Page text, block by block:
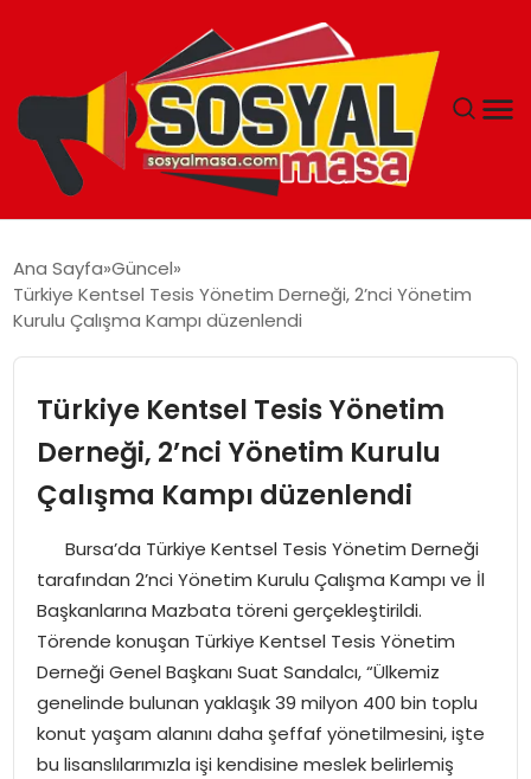
EKONOMI
TEKNOLOJI
EĞITIM
SPOR
GÜNDEM
MAGAZIN
Ana Sayfa Güncel
Türkiye Kentsel Tesis Yönetim Derneği, 2’nci Yönetim
Kurulu Çalışma Kampı düzenlendi
Türkiye Kentsel Tesis Yönetim
Derneği, 2’nci Yönetim Kurulu
Çalışma Kampı düzenlendi
Bursa’da Türkiye Kentsel Tesis Yönetim Derneği
tarafından 2’nci Yönetim Kurulu Çalışma Kampı ve İl
Başkanlarına Mazbata töreni gerçekleştirildi.
Törende konuşan Türkiye Kentsel Tesis Yönetim
Derneği Genel Başkanı Suat Sandalcı, “Ülkemiz
genelinde bulunan yaklaşık 39 milyon 400 bin toplu
konut yaşam alanını daha şeffaf yönetilmesini, işte
bu lisanslılarımızla işi kendisine meslek belirlemiş